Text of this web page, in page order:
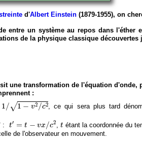
d'Albert Einstein(1879-1955), on
entre un système au repos dans l'éther
de la physique classique
une transformation de l'équation d'onde,
:
1/√1 − v2 /c2
− 2/c2
, ce qui sera plus tard
:
t′ = t − vx /c2
= x
, t
t étant la coordonnée du
de l'observateur en mouvement.